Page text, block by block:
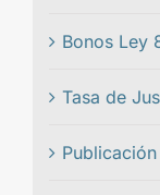
Bonos Ley
Tasa de